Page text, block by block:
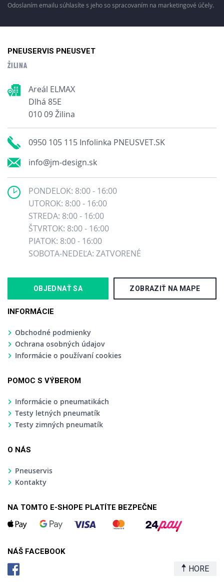
Odoslaním emailu súhlasíte s jeho so spracovaním na marketingové účely.
PNEUSERVIS PNEUSVET
ŽILINA
Areál ELMAX
Dlhá 85E
010 09 Žilina
0950 105 115 Infolinka PNEUSVET.SK
info@jm-design.sk
PONDELOK: 8:00 - 16:00
UTOROK: 8:00 - 16:00
STREDA: 8:00 - 16:00
ŠTVRTOK: 8:00 - 16:00
PIATOK: 8:00 - 16:00
SOBOTA-NEDEĽA: ZATVORENÉ
OBJEDNAŤ SA ZOBRAZIŤ NA MAPE
INFORMÁCIE
Obchodné podmienky
Ochrana osobných údajov
Informácie o používaní cookies
POMOC S VÝBEROM
Informácie o pneumatikách
Testy letných pneumatík
Testy zimných pneumatík
O NÁS
Pneuservis
Kontakty
NA TOMTO E-SHOPE PLATÍTE BEZPEČNE
NÁŠ FACEBOOK
HORE